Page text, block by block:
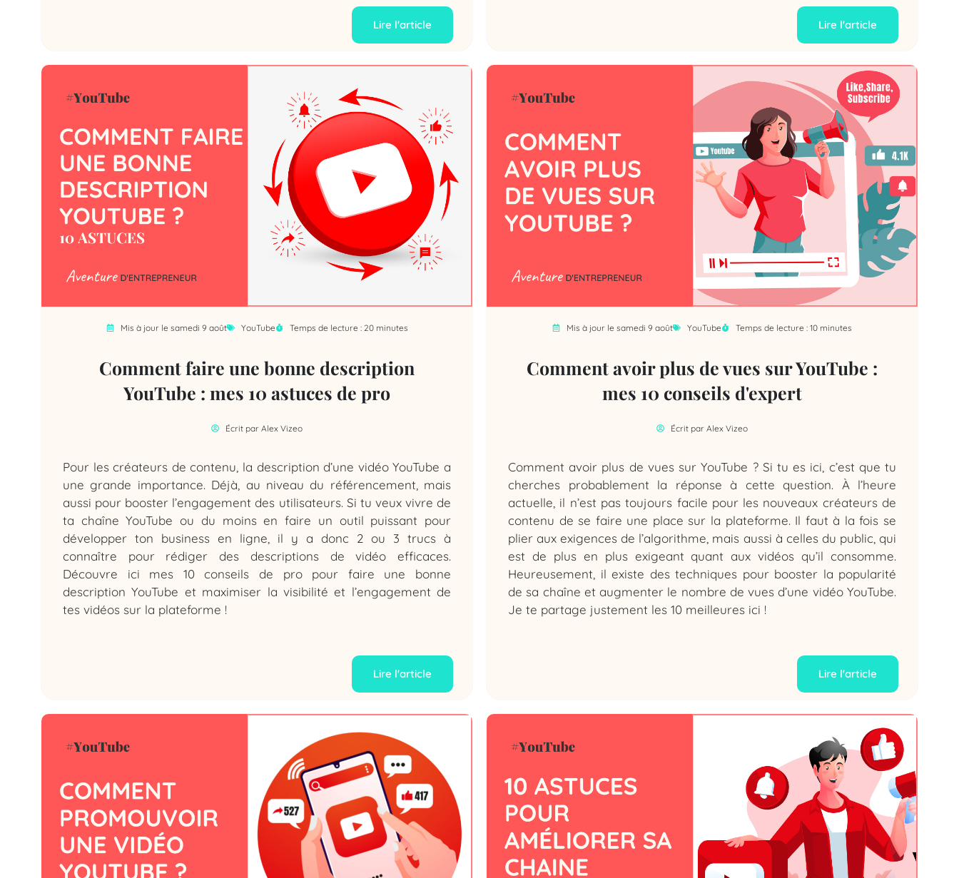
Lire l'article Lire l'article
Mis à jour le samedi 9 août YouTube Temps de lecture : 20 minutes
Comment faire une bonne description
YouTube : mes 10 astuces de pro
Écrit par Alex Vizeo
Pour les créateurs de contenu, la description d’une vidéo YouTube a
une grande importance. Déjà, au niveau du référencement, mais
aussi pour booster l’engagement des utilisateurs. Si tu veux vivre de
ta chaîne YouTube ou du moins en faire un outil puissant pour
développer ton business en ligne, il y a donc 2 ou 3 trucs à
connaître pour rédiger des descriptions de vidéo efficaces.
Découvre ici mes 10 conseils de pro pour faire une bonne
description YouTube et maximiser la visibilité et l’engagement de
tes vidéos sur la plateforme !
Lire l'article
Mis à jour le samedi 9 août YouTube Temps de lecture : 10 minutes
Comment avoir plus de vues sur YouTube :
mes 10 conseils d'expert
Écrit par Alex Vizeo
Comment avoir plus de vues sur YouTube ? Si tu es ici, c’est que tu
cherches probablement la réponse à cette question. À l’heure
actuelle, il n’est pas toujours facile pour les nouveaux créateurs de
contenu de se faire une place sur la plateforme. Il faut à la fois se
plier aux exigences de l’algorithme, mais aussi à celles du public, qui
est de plus en plus exigeant quant aux vidéos qu’il consomme.
Heureusement, il existe des techniques pour booster la popularité
de sa chaîne et augmenter le nombre de vues d’une vidéo YouTube.
Je te partage justement les 10 meilleures ici !
Lire l'article